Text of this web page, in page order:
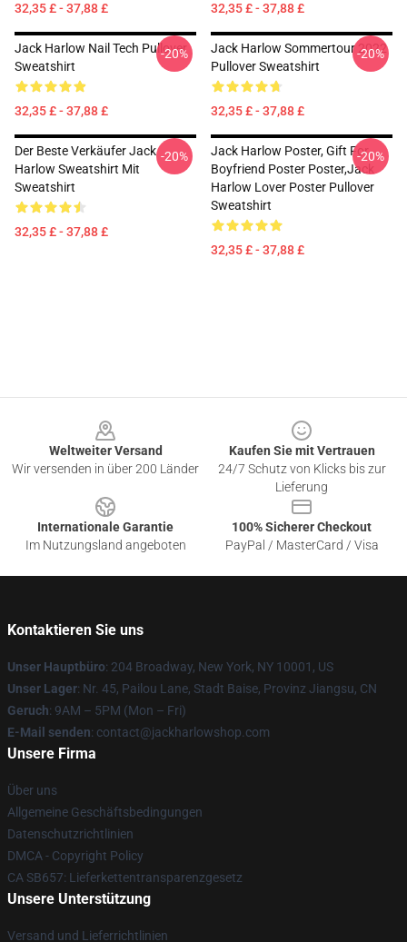
32,35 £ - 37,88 £ 32,35 £ - 37,88 £
Jack Harlow Nail Tech Pullover
Sweatshirt
32,35 £ - 37,88 £
-20%
Jack Harlow Sommertour 2022
Pullover Sweatshirt
32,35 £ - 37,88 £
-20%
Der Beste Verkäufer Jack
Harlow Sweatshirt Mit
Sweatshirt
32,35 £ - 37,88 £
-20%
Jack Harlow Poster, Gift For
Boyfriend Poster Poster,Jack
Harlow Lover Poster Pullover
Sweatshirt
32,35 £ - 37,88 £
-20%
Weltweiter Versand
Wir versenden in über 200 Länder
Kaufen Sie mit Vertrauen
24/7 Schutz von Klicks bis zur
Lieferung
Internationale Garantie
Im Nutzungsland angeboten
100% Sicherer Checkout
PayPal / MasterCard / Visa
Kontaktieren Sie uns
Unser Hauptbüro: 204 Broadway, New York, NY 10001, US
Unser Lager: Nr. 45, Pailou Lane, Stadt Baise, Provinz Jiangsu, CN
Geruch: 9AM – 5PM (Mon – Fri)
E-Mail senden: contact@jackharlowshop.com
Unsere Firma
Über uns
Allgemeine Geschäftsbedingungen
Datenschutzrichtlinien
DMCA - Copyright Policy
CA SB657: Lieferkettentransparenzgesetz
Unsere Unterstützung
Versand und Lieferrichtlinien